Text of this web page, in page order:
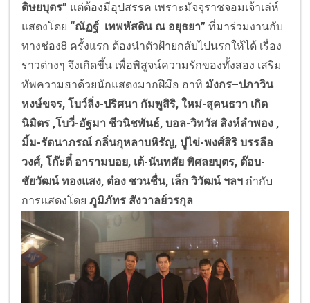
ดิษยบุตร” แต่ต้องมีอุปสรรค เพราะมัจจุราชจอมเจ้าเล่ห์
แสดงโดย “ณัฏฐ์ เทพหัสดิน ณ อยุธยา” ที่มาร่วมงานกับ
ทางช่อง8 ครั้งแรก ต้องนำตัวฝ้ายกลับไปนรกให้ได้ เรื่อง
ราวต่างๆ จึงเกิดขึ้น เพื่อพิสูจน์ความรักของทั้งสอง เสริม
ทัพความฮาด้วยนักแสดงมากฝีมือ อาทิ มังกร–ปภาวิน
หงษ์ขจร, โบว์ลิ่ง-ปริศนา กัมพูสิริ, ใหม่-สุคนธวา เกิด
นิมิตร ,โบวี่-อัฐมา ชีวนิชพันธ์, บอล-วิทวัส สิงห์ลำพอง ,
มิ้ม-รัตนาภรณ์ กลิ่นกุหลาบหิรัญ, ปูไข่-พงศ์สิริ บรรลือ
วงศ์, โก๊ะตี๋ อารามบอย, เต้-นันทศัย พิศลยบุตร, ต๊อบ-
ชัยวัฒน์ ทองแสง, ต๋อง ชวนชื่น, เล็ก วิวัฒน์ ฯลฯ กำกับ
การแสดงโดย ภูมิภัทร สังวาลย์วรกุล